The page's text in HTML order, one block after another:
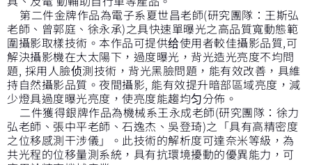
第二件金牌作品為電子系夏世昌老師(研究團隊：王斯弘
老師、曾郭庭、徐永承)之具快速單曝光之高品質寬動態範
圍攝影取樣技術。本作品可提供给使用者較佳攝影品質,可
解決攝影機在大太陽下，過度曝光，背光造光亮度不均問
題, 採用人臉侦測技術，背光黑臉問題，能有效改善，具維
持自然攝影品質。夜間攝影, 能有效提升暗部區域亮度，減
少燈具過度曝光亮度，使亮度能趨均匀分佈。
二件獲得銀牌作品為機械系王永成老師(研究團隊：徐力
弘老師、張中平老師、石逸杰、吳登琦)之「具有高精密度
之位移感測干涉儀」。此技術的解析度可達奈米等級，為
共光程的位移量測系統，具有抗環境擾動的優異能力，可